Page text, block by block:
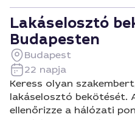
Lakáselosztó
Budapesten
Budapest
22 napja
Keress olyan
lakáselosztó bekötését.
ellenőrizze a hálózati